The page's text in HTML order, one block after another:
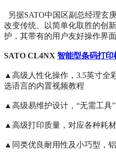
另据SATO中国区副总经理玄
改变传统、以简单化取胜的创
护，其带有的用户友好操作界
SATO CL4NX 智能型条码打印
▲高级人性化操作，3.5英寸全
选语言的内置视频教程
▲高级易维护设计，“无需工具
▲高级打印质量，对应各种耗材
▲同类优良耐用性及小巧型，